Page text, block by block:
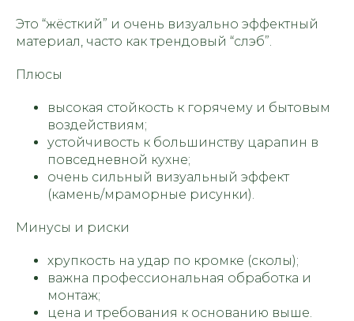
Это “жёсткий” и очень визуально эффектный
материал, часто как трендовый “слэб”.
Плюсы
высокая стойкость к горячему и бытовым
воздействиям;
устойчивость к большинству царапин в
повседневной кухне;
очень сильный визуальный эффект
(камень/мраморные рисунки).
Минусы и риски
хрупкость на удар по кромке (сколы);
важна профессиональная обработка и
монтаж;
цена и требования к основанию выше.